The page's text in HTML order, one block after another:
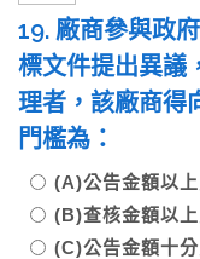
19. 廠商參與政
標文件提出異議
理者，該廠商得
門檻為：
(A)公告金額以
(B)查核金額以
(C)公告金額十